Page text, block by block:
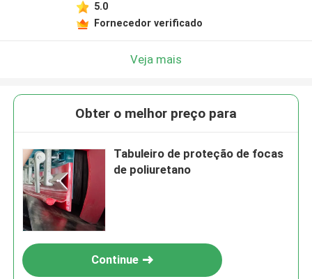
5.0
Fornecedor verificado
Veja mais
Obter o melhor preço para
Tabuleiro de proteção de focas
de poliuretano
Continue